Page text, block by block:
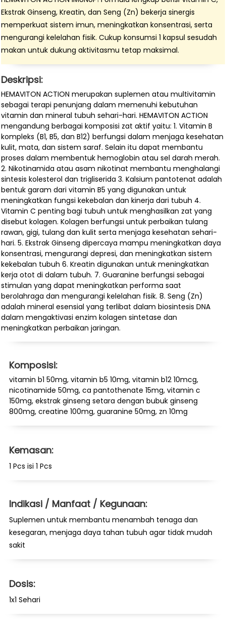
Ekstrak Ginseng, Kreatin, dan Seng (Zn) bekerja sinergis
memperkuat sistem imun, meningkatkan konsentrasi, serta
mengurangi kelelahan fisik. Cukup konsumsi 1 kapsul sesudah
makan untuk dukung aktivitasmu tetap maksimal.
Deskripsi:
HEMAVITON ACTION merupakan suplemen atau multivitamin
sebagai terapi penunjang dalam memenuhi kebutuhan
vitamin dan mineral tubuh sehari-hari. HEMAVITON ACTION
mengandung berbagai komposisi zat aktif yaitu: 1. Vitamin B
kompleks (B1, B5, dan B12) berfungsi dalam menjaga kesehatan
kulit, mata, dan sistem saraf. Selain itu dapat membantu
proses dalam membentuk hemoglobin atau sel darah merah.
2. Nikotinamida atau asam nikotinat membantu menghalangi
sintesis kolesterol dan trigliserida 3. Kalsium pantotenat adalah
bentuk garam dari vitamin B5 yang digunakan untuk
meningkatkan fungsi kekebalan dan kinerja dari tubuh 4.
Vitamin C penting bagi tubuh untuk menghasilkan zat yang
disebut kolagen. Kolagen berfungsi untuk perbaikan tulang
rawan, gigi, tulang dan kulit serta menjaga kesehatan sehari-
hari. 5. Ekstrak Ginseng dipercaya mampu meningkatkan daya
konsentrasi, mengurangi depresi, dan meningkatkan sistem
kekebalan tubuh 6. Kreatin digunakan untuk meningkatkan
kerja otot di dalam tubuh. 7. Guaranine berfungsi sebagai
stimulan yang dapat meningkatkan performa saat
berolahraga dan mengurangi kelelahan fisik. 8. Seng (Zn)
adalah mineral esensial yang terlibat dalam biosintesis DNA
dalam mengaktivasi enzim kolagen sintetase dan
meningkatkan perbaikan jaringan.
Komposisi:
vitamin b1 50mg, vitamin b5 10mg, vitamin b12 10mcg,
nicotinamide 50mg, ca pantothenate 15mg, vitamin c
150mg, ekstrak ginseng setara dengan bubuk ginseng
800mg, creatine 100mg, guaranine 50mg, zn 10mg
Kemasan:
1 Pcs isi 1 Pcs
Indikasi / Manfaat / Kegunaan:
Suplemen untuk membantu menambah tenaga dan
kesegaran, menjaga daya tahan tubuh agar tidak mudah
sakit
Dosis:
1x1 Sehari